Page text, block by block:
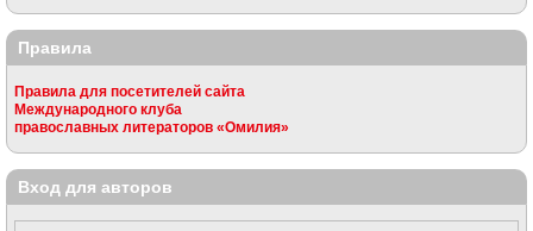
Правила
Правила для посетителей сайта
Международного клуба
православных литераторов «Омилия»
Вход для авторов